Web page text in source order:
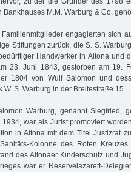
Bankhauses M.M. Warburg & Co.
engagierten sich
Stiftungen zurück, die S. S.
Handwerker in Altona und
23. Juni 1843, gestorben am 19.
1804 von Wulf Salomon und
S. Warburg in der Breitestraße 15.
Warburg, genannt Siegfried,
war als Jurist promoviert
in Altona mit dem Titel Justizrat
Kolonne des Roten
des Altonaer Kinderschutz und
war er Reservelazarett-